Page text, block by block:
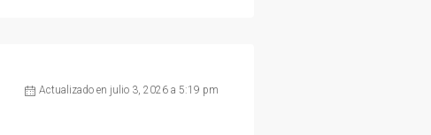
Actualizado en julio 3, 2026 a 5:19 pm